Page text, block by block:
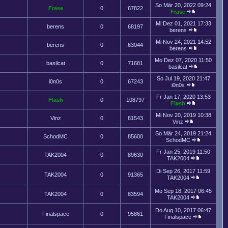
Frase 0 67822
So Mär 20, 2022 09:24
Frase
berens 0 68197
Mi Dez 01, 2021 17:33
berens
berens 0 63044
Mi Nov 24, 2021 14:52
berens
basilcat 0 71681
Mo Dez 07, 2020 11:50
basilcat
i0n0s 0 67243
So Jul 19, 2020 21:47
i0n0s
Flash 0 108797
Fr Jan 17, 2020 13:53
Flash
Vinz 0 81543
Mi Nov 20, 2019 10:38
Vinz
SchodMC 0 85600
So Mär 24, 2019 21:24
SchodMC
TAK2004 0 89630
Fr Jan 25, 2019 11:50
TAK2004
TAK2004 0 91365
Di Sep 26, 2017 11:59
TAK2004
TAK2004 0 83594
Mo Sep 18, 2017 06:45
TAK2004
Finalspace 0 95861
Do Aug 10, 2017 06:47
Finalspace